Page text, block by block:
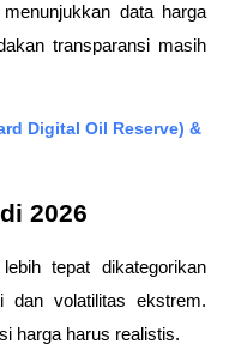
data harga
transparansi masih
Digital Oil Reserve) &
2026
tepat dikategorikan
dan volatilitas ekstrem.
harga harus realistis.